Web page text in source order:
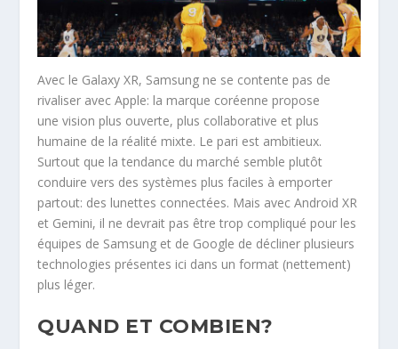
Avec le Galaxy XR, Samsung ne se contente pas de
rivaliser avec Apple: la marque coréenne propose
une vision plus ouverte, plus collaborative et plus
humaine de la réalité mixte. Le pari est ambitieux.
Surtout que la tendance du marché semble plutôt
conduire vers des systèmes plus faciles à emporter
partout: des lunettes connectées. Mais avec Android XR
et Gemini, il ne devrait pas être trop compliqué pour les
équipes de Samsung et de Google de décliner plusieurs
technologies présentes ici dans un format (nettement)
plus léger.
QUAND ET COMBIEN?